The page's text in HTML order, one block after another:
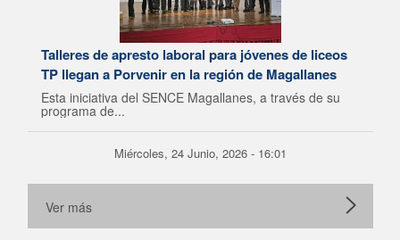
Talleres de apresto laboral para jóvenes de liceos
TP llegan a Porvenir en la región de Magallanes
Esta iniciativa del SENCE Magallanes, a través de su
programa de...
Miércoles, 24 Junio, 2026 - 16:01
Ver más